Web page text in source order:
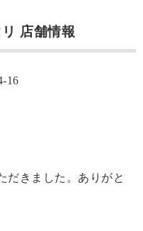
店舗情報
16
だきました。ありがと